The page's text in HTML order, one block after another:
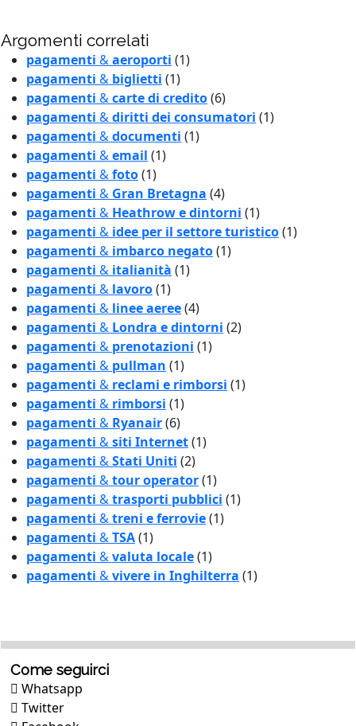
Argomenti correlati
pagamenti &aeroporti (1)
pagamenti & biglietti (1)
pagamenti &carte di credito(6)
pagamenti &diritti dei consumatori (1)
pagamenti &documenti (1)
pagamenti &email (1)
pagamenti &foto(1)
pagamenti & Gran Bretagna (4)
pagamenti & Heathrow e dintorni (1)
pagamenti & idee per il settore turistico(1)
pagamenti & imbarco negato(1)
pagamenti & italianità (1)
pagamenti & lavoro(1)
pagamenti & linee aeree(4)
pagamenti & Londra e dintorni (2)
pagamenti & prenotazioni (1)
pagamenti & pullman (1)
pagamenti & reclami e rimborsi (1)
pagamenti & rimborsi (1)
pagamenti & Ryanair(6)
pagamenti &siti Internet(1)
pagamenti &Stati Uniti (2)
pagamenti &tour operator(1)
pagamenti &trasporti pubblici (1)
pagamenti &treni e ferrovie(1)
pagamenti &TSA(1)
pagamenti &valuta locale(1)
pagamenti &vivere in Inghilterra (1)
Come seguirci
Whatsapp
Twitter